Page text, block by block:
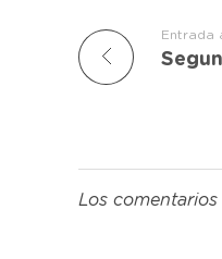
Entrada
Los comentarios